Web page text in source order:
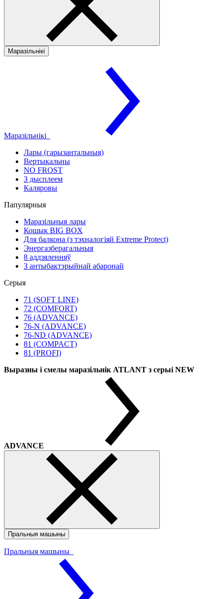
Маразільнікі
Маразільнікі
Лары (гарызантальныя)
Вертыкальны
NO FROST
З дысплеем
Каляровы
Папулярныя
Маразільныя лары
Кошык BIG BOX
Для балкона (з тэхналогіяй Extreme Protect)
Энергазберагальныя
8 аддзяленняў
З антыбактэрыйнай абаронай
Серыя
71 (SOFT LINE)
72 (COMFORT)
76 (ADVANCE)
76-N (ADVANCE)
76-ND (ADVANCE)
81 (COMPACT)
81 (PROFI)
Выразны і смелы маразільнік ATLANT з серыі NEW
ADVANCE
Пральныя машыны
Пральныя машыны